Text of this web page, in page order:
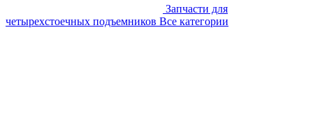
Запчасти для
четырехстоечных подъемников Все категории